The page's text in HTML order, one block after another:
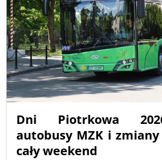
Dni Piotrkowa
autobusy MZK i
cały weekend